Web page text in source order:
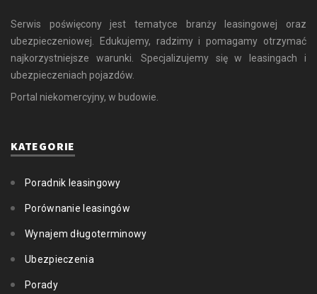
Serwis poświęcony jest tematyce branży leasingowej oraz
ubezpieczeniowej. Edukujemy, radzimy i pomagamy otrzymać
najkorzystniejsze warunki. Specjalizujemy się w leasingach i
ubezpieczeniach pojazdów.
Portal niekomercyjny, w budowie.
KATEGORIE
Poradnik leasingowy
Porównanie leasingów
Wynajem długoterminowy
Ubezpieczenia
Porady